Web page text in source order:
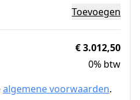
Toevoegen
€ 3.012,50
0% btw
algemene voorwaarden.